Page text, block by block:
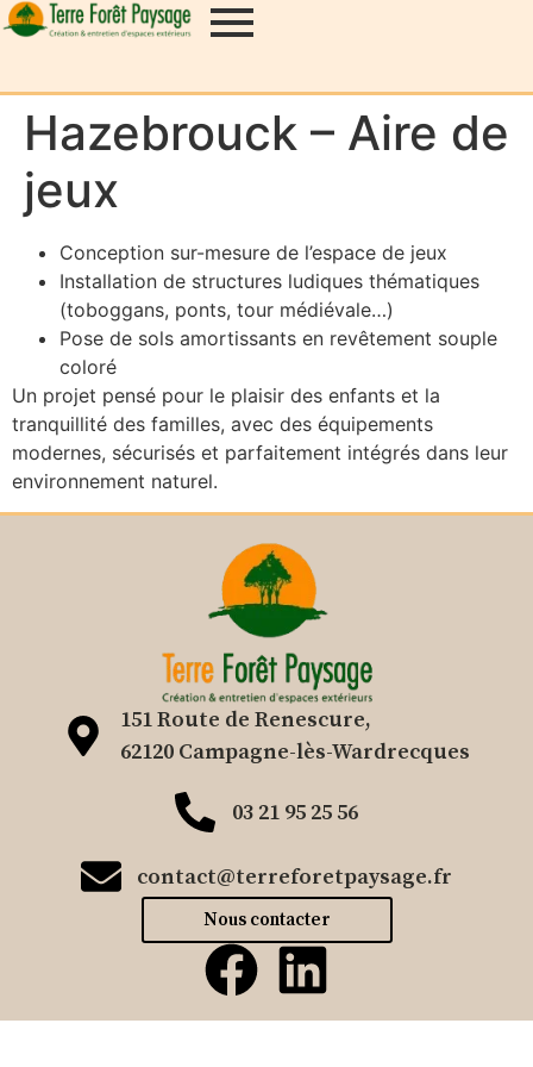
Hazebrouck – Aire de
jeux
Conception sur-mesure de l’espace de jeux
Installation de structures ludiques thématiques
(toboggans, ponts, tour médiévale…)
Pose de sols amortissants en revêtement souple
coloré
Un projet pensé pour le plaisir des enfants et la
tranquillité des familles, avec des équipements
modernes, sécurisés et parfaitement intégrés dans leur
environnement naturel.
151 Route de Renescure,
62120 Campagne-lès-Wardrecques
03 21 95 25 56
contact@terreforetpaysage.fr
Nous contacter